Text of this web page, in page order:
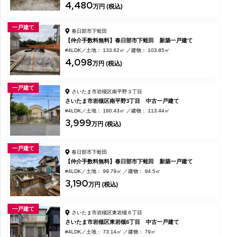
4,480万円 (税込)
一戸建て
春日部市下蛭田
【仲介手数料無料】春日部市下蛭田 新築一戸建て
#4LDK 土地： 133.62㎡ 建物： 103.85㎡
4,098万円 (税込)
一戸建て
さいたま市岩槻区南平野３丁目
さいたま市岩槻区南平野3丁目 中古一戸建て
#4LDK 土地： 180.43㎡ 建物： 113.44㎡
3,999万円 (税込)
一戸建て
春日部市下蛭田
【仲介手数料無料】春日部市下蛭田 新築一戸建て
#4LDK 土地： 99.79㎡ 建物： 94.5㎡
3,190万円 (税込)
一戸建て
さいたま市岩槻区東岩槻６丁目
さいたま市岩槻区東岩槻6丁目 中古一戸建て
#4LDK 土地： 73.14㎡ 建物： 79㎡